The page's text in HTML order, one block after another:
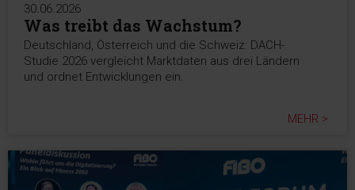
30.06.2026
Was treibt das Wachstum?
Deutschland, Österreich und die Schweiz: DACH-
Studie 2026 vergleicht Marktdaten aus drei Ländern
und ordnet Entwicklungen ein.
MEHR >